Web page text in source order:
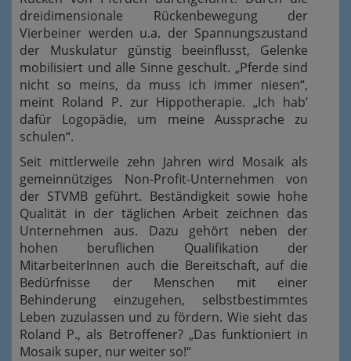
dreidimensionale Rückenbewegung der
Vierbeiner werden u.a. der Spannungszustand
der Muskulatur günstig beeinflusst, Gelenke
mobilisiert und alle Sinne geschult. „Pferde sind
nicht so meins, da muss ich immer niesen“,
meint Roland P. zur Hippotherapie. „Ich hab’
dafür Logopädie, um meine Aussprache zu
schulen“.
Seit mittlerweile zehn Jahren wird Mosaik als
gemeinnütziges Non-Profit-Unternehmen von
der STVMB geführt. Beständigkeit sowie hohe
Qualität in der täglichen Arbeit zeichnen das
Unternehmen aus. Dazu gehört neben der
hohen beruflichen Qualifikation der
MitarbeiterInnen auch die Bereitschaft, auf die
Bedürfnisse der Menschen mit einer
Behinderung einzugehen, selbstbestimmtes
Leben zuzulassen und zu fördern. Wie sieht das
Roland P., als Betroffener? „Das funktioniert in
Mosaik super, nur weiter so!“